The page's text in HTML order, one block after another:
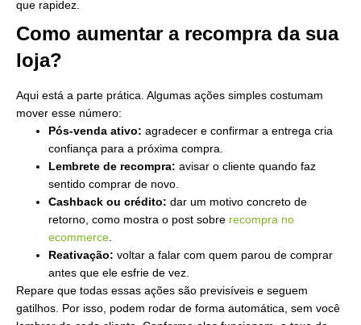
que rapidez.
Como aumentar a recompra da sua
loja?
Aqui está a parte prática. Algumas ações simples costumam
mover esse número:
Pós-venda ativo: agradecer e confirmar a entrega cria
confiança para a próxima compra.
Lembrete de recompra: avisar o cliente quando faz
sentido comprar de novo.
Cashback ou crédito: dar um motivo concreto de
retorno, como mostra o post sobre recompra no
ecommerce
Reativação: voltar a falar com quem parou de comprar
antes que ele esfrie de vez.
Repare que todas essas ações são previsíveis e seguem
gatilhos. Por isso, podem rodar de forma automática, sem você